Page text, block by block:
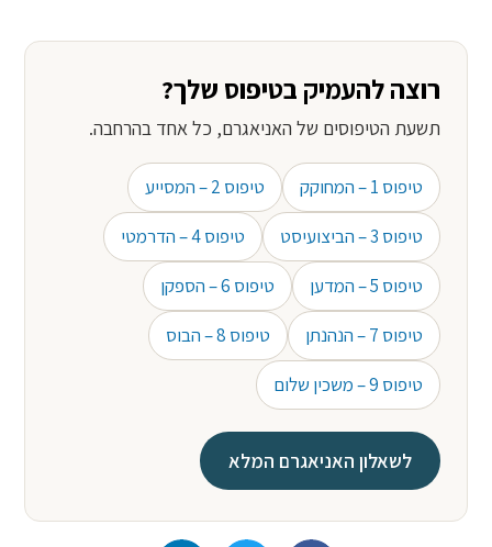
רוצה להעמיק בטיפוס שלך?
תשעת הטיפוסים של האניאגרם, כל אחד בהרחבה.
טיפוס 1 – המחוקק טיפוס 2 – המסייע
טיפוס 3 – הביצועיסט טיפוס 4 – הדרמטי
טיפוס 5 – המדען טיפוס 6 – הספקן
טיפוס 7 – הנהנתן טיפוס 8 – הבוס
טיפוס 9 – משכין שלום
לשאלון האניאגרם המלא